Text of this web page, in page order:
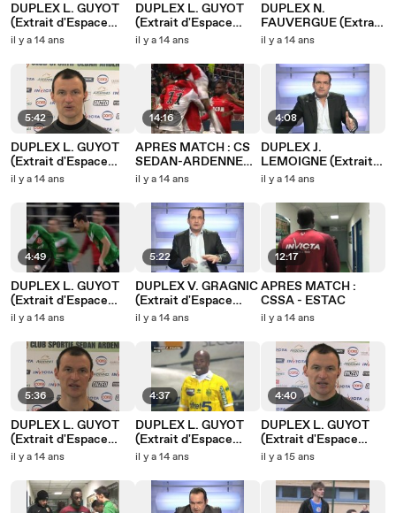
DUPLEX L. GUYOT
(Extrait d'Espace
Clubs du 22/03/2012)
il y a 14 ans
5:42
DUPLEX L. GUYOT
(Extrait d'Espace
Clubs du 07/03/2012)
il y a 14 ans
4:49
DUPLEX L. GUYOT
(Extrait d'Espace
Clubs du 28/02/2012)
il y a 14 ans
5:36
DUPLEX L. GUYOT
(Extrait d'Espace
Clubs du 21/02/2012)
il y a 14 ans
DUPLEX L. GUYOT
(Extrait d'Espace
Clubs du 15/03/2012)
il y a 14 ans
14:16
APRES MATCH : CS
SEDAN-ARDENNES -
AS MONACO FC
il y a 14 ans
5:22
DUPLEX V. GRAGNIC
(Extrait d'Espace
Clubs du 24/02/2012)
il y a 14 ans
4:37
DUPLEX L. GUYOT
(Extrait d'Espace
Clubs du 15/02/2012)
il y a 14 ans
DUPLEX N.
FAUVERGUE (Extrait
d'Espace Clubs du
il y a 14 ans
4:08
DUPLEX J.
LEMOIGNE (Extrait
d'Espace Clubs du
il y a 14 ans
12:17
APRES MATCH :
CSSA - ESTAC
il y a 14 ans
4:40
DUPLEX L. GUYOT
(Extrait d'Espace
Clubs du 08/02/2012)
il y a 15 ans